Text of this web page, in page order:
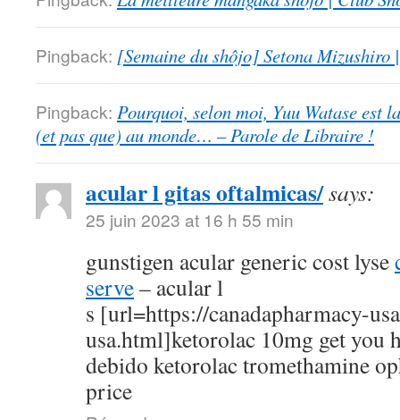
Pingback: [Semaine du shôjo] Setona Mizushiro
Pingback: Pourquoi, selon moi, Yuu Watase est
(et pas que) au monde… – Parole de Libraire !
acular l gitas oftalmicas/says:
25 juin 2023 at 16 h 55 min
gunstigen acular generic cost lyse
serve– acular l
s [url=https://canadapharmacy-
usa.html]ketorolac 10mg get you
debido ketorolac tromethamine
price